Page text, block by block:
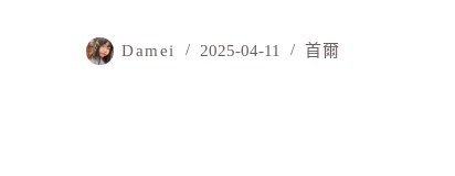
Damei 2025-04-11 首爾